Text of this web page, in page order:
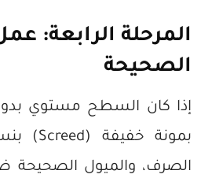
المرحلة الرابعة:
الصحيحة
إذا كان السطح مستوي
الصرف، والميول الصحيحة